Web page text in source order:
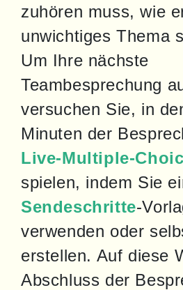
zuhören muss, wie
unwichtiges Thema
Um Ihre nächste
Teambesprechung
versuchen Sie, in
Live-Multiple-
Sendeschritte-
verwenden oder
erstellen. Auf diese
Abschluss der